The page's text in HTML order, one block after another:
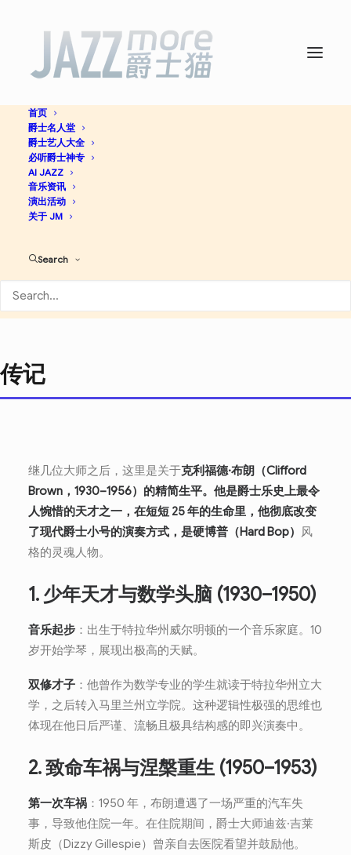
首页
爵士名人堂
爵士艺人大全
必听爵士神专
AI JAZZ
音乐资讯
演出活动
关于 JM
Search
传奇
传记
继几位大师之后，这里是关于克利福德·布朗（Clifford
Brown，1930–1956） 的精简生平。他是爵士乐史上最令
人惋惜的天才之一，在短短 25 年的生命里，他彻底改变
了现代爵士小号的演奏方式，是硬博普（Hard Bop）
风
格的灵魂人物。
1. 少年天才与数学头脑 (1930–1950)
音乐起步 ：出生于特拉华州威尔明顿的一个音乐家庭。10
岁开始学琴，展现出极高的天赋。
双修才子 ：他曾作为数学专业的学生就读于特拉华州立大
学，之后转入马里兰州立学院。这种逻辑性极强的思维也
体现在他日后严谨、流畅且极具结构感的即兴演奏中。
2. 致命车祸与涅槃重生 (1950–1953)
第一次车祸 ：1950 年，布朗遭遇了一场严重的汽车失
事，导致他住院一年。在住院期间，爵士大师迪兹·吉莱
斯皮（Dizzy Gillespie）曾亲自去医院看望并鼓励他。